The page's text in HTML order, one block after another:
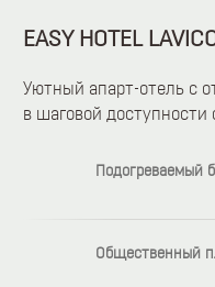
EASY HOTEL
Уютный апарт-отель с
в шаговой доступности
Подогреваемый
Общественный